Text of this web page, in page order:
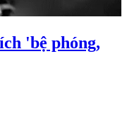
'bệ phóng,